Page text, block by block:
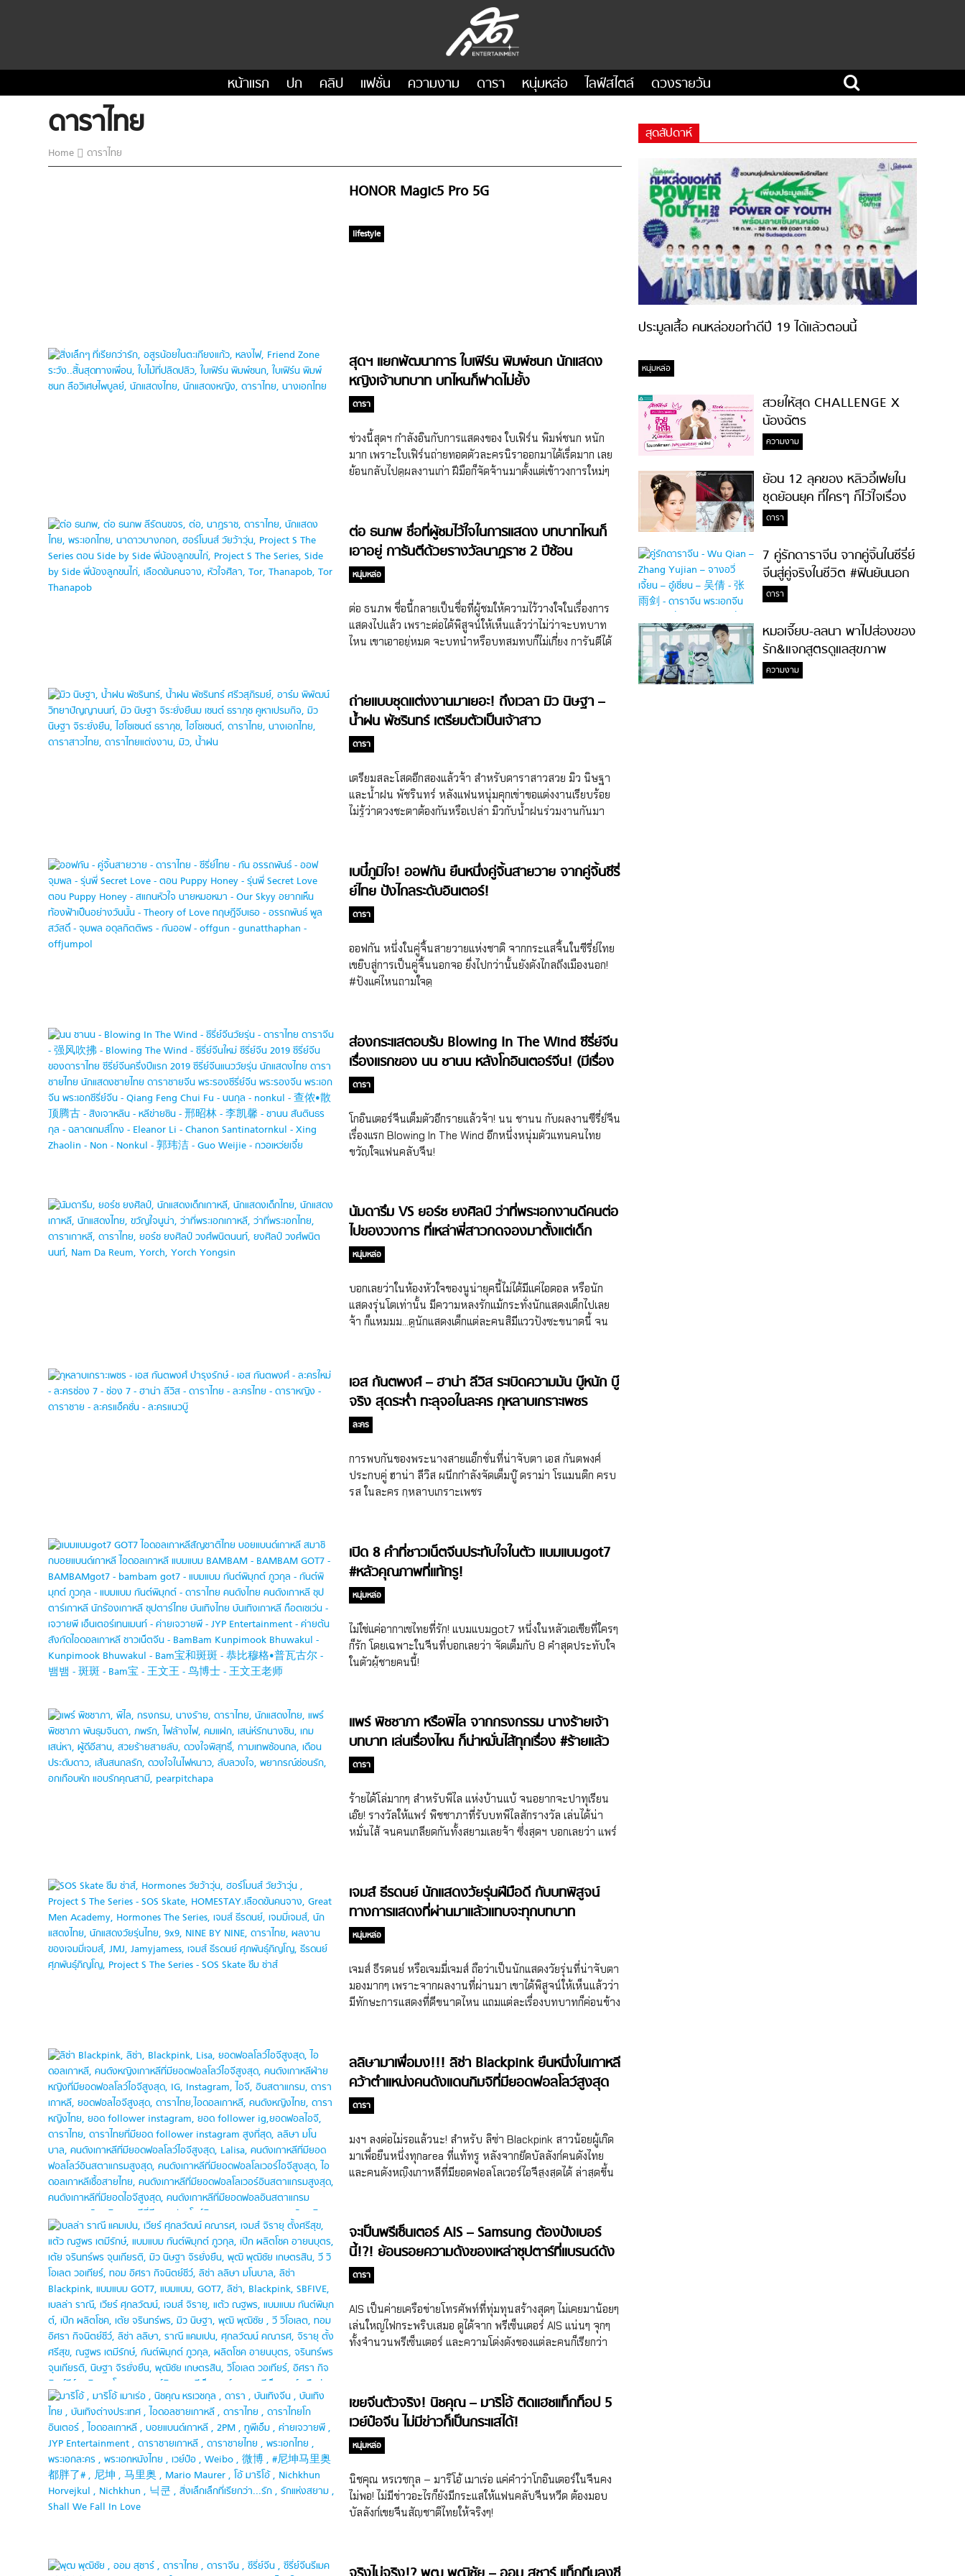
หน้าแรก ปก คลิป แฟชั่น ความงาม ดารา หนุ่มหล่อ ไลฟ์สไตล์ ดวงรายวัน
ดาราไทย
Home ดาราไทย
HONOR Magic5 Pro 5G
lifestyle
สุดฯ แยกพัฒนาการ ใบเฟิร์น พิมพ์ชนก นักแสดง
หญิงเจ้าบทบาท บทไหนก็ฟาดไม่ยั้ง
ดารา
ช่วงนี้สุดฯ กำลังอินกับการแสดงของ ใบเฟิร์น พิมพ์ชนก หนัก
มาก เพราะใบเฟิร์นถ่ายทอดตัวละครนิราออกมาได้เริ่ดมาก เลย
ย้อนกลับไปดูผลงานเก่า ฝีมือก็จัดจ้านมาตั้งแต่เข้าวงการใหม่ๆ
ต่อ ธนภพ ชื่อที่ผู้ชมไว้ใจในการแสดง บทบาทไหนก็
เอาอยู่ การันตีด้วยรางวัลนาฏราช 2 ปีซ้อน
หนุ่มหล่อ
ต่อ ธนภพ ชื่อนี้กลายเป็นชื่อที่ผู้ชมให้ความไว้วางใจในเรื่องการ
แสดงไปแล้ว เพราะต่อได้พิสูจน์ให้เห็นแล้วว่าไม่ว่าจะบทบาท
ไหน เขาเอาอยู่หมด จะบทนำหรือบทสมทบก็ไม่เกี่ยง การันตีได้
ถ่ายแบบชุดแต่งงานมาเยอะ! ถึงเวลา มิว นิษฐา –
น้ำฝน พัชรินทร์ เตรียมตัวเป็นเจ้าสาว
ดารา
เตรียมสละโสดอีกสองแล้วจ้า สำหรับดาราสาวสวย มิว นิษฐา
และน้ำฝน พัชรินทร์ หลังแฟนหนุ่มคุกเข่าขอแต่งงานเรียบร้อย
ไม่รู้ว่าดวงชะตาต้องกันหรือเปล่า มิวกับน้ำฝนร่วมงานกันมา
เบบี๋ภูมิใจ! ออฟกัน ยืนหนึ่งคู่จิ้นสายวาย จากคู่จิ้นซีรี่
ย์ไทย ปังไกลระดับอินเตอร์!
ดารา
ออฟกัน หนึ่งในคู่จิ้นสายวายแห่งชาติ จากกระแสจิ้นในซีรี่ย์ไทย
เขยิบสู่การเป็นคู่จิ้นนอกจอ ยิ่งไปกว่านั้นยังดังไกลถึงเมืองนอก!
#ปังแค่ไหนถามใจดู
ส่องกระแสตอบรับ Blowing In The Wind ซีรี่ย์จีน
เรื่องแรกของ นน ชานน หลังโกอินเตอร์จีน! (มีเรื่อง
ย่อ)
ดารา
โกอินเตอร์จีนเต็มตัวอีกรายแล้วจ้า! นน ชานน กับผลงานซีรี่ย์จีน
เรื่องแรก Blowing In The Wind อีกหนึ่งหนุ่มตัวแทนคนไทย
ขวัญใจแฟนคลับจีน!
นัมดารึม VS ยอร์ช ยงศิลป์ ว่าที่พระเอกงานดีคนต่อ
ไปของวงการ ที่เหล่าพี่สาวกดจองมาตั้งแต่เด็ก
หนุ่มหล่อ
บอกเลยว่าในห้องหัวใจของนูน่ายุคนี้ไม่ได้มีแค่ไอดอล หรือนัก
แสดงรุ่นโตเท่านั้น มีความหลงรักแม้กระทั่งนักแสดงเด็กไปเลย
จ้า ก็แหมมม…ดูนักแสดงเด็กแต่ละคนสิมีแววปังซะขนาดนี้ จน
ตัวน้อย จนตอนนี้โตเป็นหนุ่มแล้ว
เอส กันตพงศ์ – ฮาน่า ลีวิส ระเบิดความมัน บู๊หนัก บู๊
จริง สุดระห่ำ ทะลุจอในละคร กุหลาบเกราะเพชร
ละคร
การพบกันของพระนางสายแอ็กชั่นที่น่าจับตา เอส กันตพงศ์
ประกบคู่ ฮาน่า ลีวิส ผนึกกำลังจัดเต็มบู๊ ดราม่า โรแมนติก ครบ
รส ในละคร กุหลาบเกราะเพชร
เปิด 8 คำที่ชาวเน็ตจีนประทับใจในตัว แบมแบมgot7
#หลัวคุณภาพที่แท้ทรู!
หนุ่มหล่อ
ไม่ใช่แค่อากาเซไทยที่รัก! แบมแบมgot7 หนึ่งในหลัวเอเชียที่ใครๆ
ก็รัก โดยเฉพาะในจีนที่บอกเลยว่า จัดเต็มกับ 8 คำสุดประทับใจ
ในตัวผู้ชายคนนี้!
แพร์ พิชชาภา หรือพิไล จากกรงกรรม นางร้ายเจ้า
บทบาท เล่นเรื่องไหน ก็น่าหมั่นไส้ทุกเรื่อง #ร้ายแล้ว
ปัง
ดารา
ร้ายได้โล่มากๆ สำหรับพิไล แห่งบ้านแบ้ จนอยากจะปาทุเรียน
เอ๊ย! รางวัลให้แพร์ พิชชาภาที่รับบทพิไลสักรางวัล เล่นได้น่า
หมั่นไส้ จนคนเกลียดกันทั้งสยามเลยจ้า ซึ่งสุดฯ บอกเลยว่า แพร์
เจมส์ ธีรดนย์ นักแสดงวัยรุ่นฝีมือดี กับบทพิสูจน์
ทางการแสดงที่ผ่านมาแล้วแทบจะทุกบทบาท
หนุ่มหล่อ
เจมส์ ธีรดนย์ หรือเจมมี่เจมส์ ถือว่าเป็นนักแสดงวัยรุ่นที่น่าจับตา
มองมากๆ เพราะจากผลงานที่ผ่านมา เขาได้พิสูจน์ให้เห็นแล้วว่า
มีทักษะการแสดงที่ดีขนาดไหน แถมแต่ละเรื่องบทบาทก็ค่อนข้าง
ลลิษามาเพื่อมง!!! ลิซ่า Blackpink ยืนหนึ่งในเกาหลี
คว้าตำแหน่งคนดังแดนกิมจิที่มียอดฟอลโลว์สูงสุด
ดารา
มงฯ ลงต่อไม่รอแล้วนะ! สำหรับ ลิซ่า Blackpink สาวน้อยผู้เกิด
มาเพื่อยืนหนึ่งทุกarea ที่แท้ทรู หลังจากยึดบัลลังก์คนดังไทย
และคนดังหญิงเกาหลีที่มียอดฟอลโลเวอร์ไอจีสูงสุดได้ ล่าสุดขึ้น
จะเป็นพรีเซ็นเตอร์ AIS – Samsung ต้องปังเบอร์
นี้!?! ย้อนรอยความดังของเหล่าซุปตาร์ที่แบรนด์ดัง
ต้องทุ่มทุนจ้าง
ดารา
AIS เป็นค่ายเครือข่ายโทรศัพท์ที่ทุ่มทุนสร้างสุดๆ ไม่เคยมาน้อยๆ
เล่นใหญ่ไฟกระพริบเสมอ ดูได้จาก พรีเซ็นเตอร์ AIS แน่นๆ จุกๆ
ทั้งจำนวนพรีเซ็นเตอร์ และความโด่งดังของแต่ละคนก็เรียกว่า
เขยจีนตัวจริง! นิชคุณ – มาริโอ้ ติดแฮชแท็กท็อป 5
เวย์ป๋อจีน ไม่มีข่าวก็เป็นกระแสได้!
หนุ่มหล่อ
นิชคุณ หรเวชกุล – มาริโอ้ เมาเร่อ แค่คำว่าโกอินเตอร์ในจีนคง
ไม่พอ! ไม่มีข่าวอะไรก็ยังมีกระแสให้แฟนคลับจีนหวีด ต้องมอบ
บัลลังก์เขยจีนสัญชาติไทยให้จริงๆ!
สุดสัปดาห์
ประมูลเสื้อ คนหล่อขอทำดีปี 19 ได้แล้วตอนนี้
หนุ่มหล่อ
สวยให้สุด CHALLENGE X
น้องฉัตร
ความงาม
ย้อน 12 ลุคของ หลิวอี้เฟยใน
ชุดย้อนยุค ที่ใครๆ ก็ไว้ใจเรื่อง
ความสวย!
ดารา
7 คู่รักดาราจีน จากคู่จิ้นในซีรี่ย์
จีนสู่คู่จริงในชีวิต #ฟินยันนอก
จอ
ดารา
หมอเจี๊ยบ-ลลนา พาไปส่องของ
รัก&แจกสูตรดูแลสุขภาพ
#ล้างจมูกไม่ยากจะสอนให้
ความงาม